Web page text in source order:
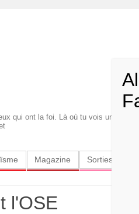
qui ont la foi. Là où tu vois un
Magazine Sorties
l'OSE